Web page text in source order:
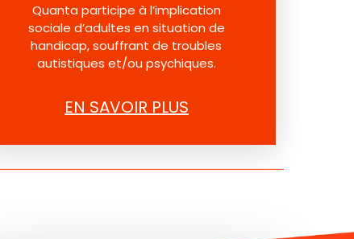
Quanta participe à l’implication
sociale d’adultes en situation de
handicap, souffrant de troubles
autistiques et/ou psychiques.
EN SAVOIR PLUS